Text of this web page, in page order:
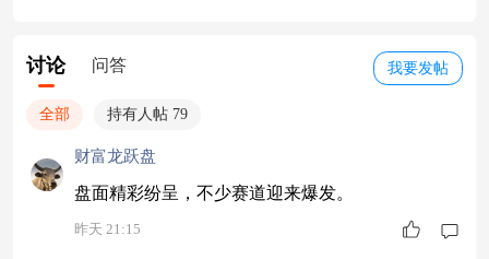
我要发帖
讨论 问答
全部 持有人帖 79
财富龙跃盘
盘面精彩纷呈，不少赛道迎来爆发。
昨天 21:15